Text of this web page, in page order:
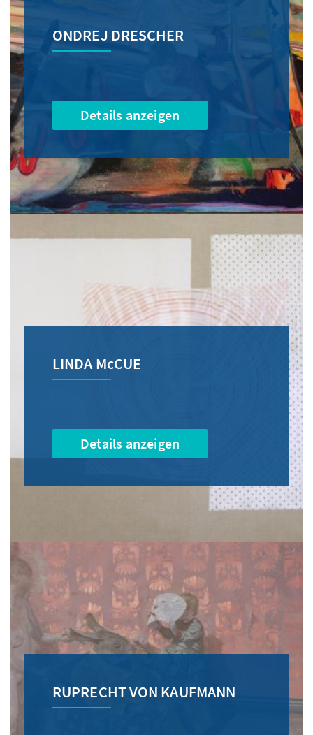
ONDREJ DRESCHER
Details anzeigen
LINDA McCUE
Details anzeigen
RUPRECHT VON KAUFMANN